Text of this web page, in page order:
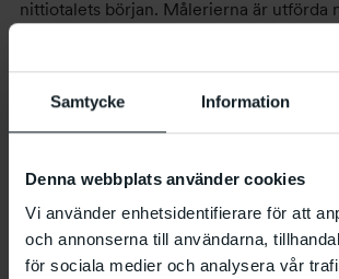
Samtycke Information
Denna webbplats använder cookies
Vi använder enhetsidentifierare för att
och annonserna till användarna,
för sociala medier och analysera vår
nittiotalets början. Målerierna är utförda
som både leker med figurationen och
mångbottnade verkens olika möjliga
målningar som ger intryck av att
Maria Lindberg som en konstnär med
och feministiska grundmotiv, ofta